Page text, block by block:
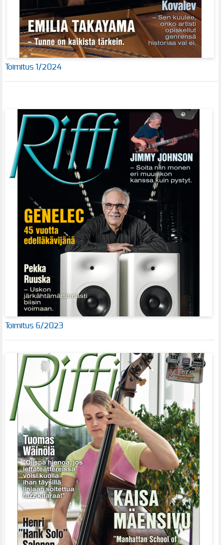
Toimitus 1/2024
Toimitus 6/2023